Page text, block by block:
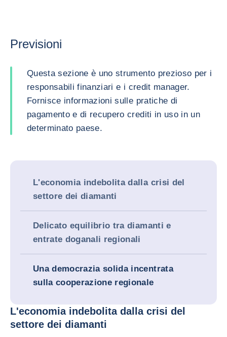
Previsioni
Questa sezione è uno strumento prezioso per i
responsabili finanziari e i credit manager.
Fornisce informazioni sulle pratiche di
pagamento e di recupero crediti in uso in un
determinato paese.
L'economia indebolita dalla crisi del
settore dei diamanti
Delicato equilibrio tra diamanti e
entrate doganali regionali
Una democrazia solida incentrata
sulla cooperazione regionale
L'economia indebolita dalla crisi del
settore dei diamanti